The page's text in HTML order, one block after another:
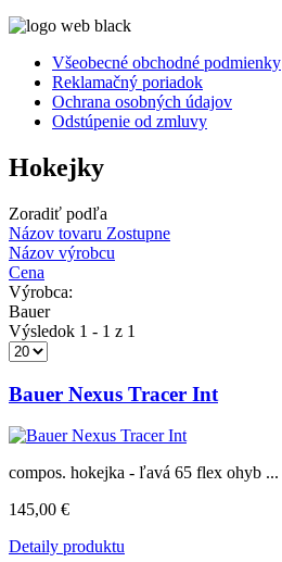
Všeobecné obchodné podmienky
Reklamačný poriadok
Ochrana osobných údajov
Odstúpenie od zmluvy
Hokejky
Zoradiť podľa
Názov tovaru Zostupne
Názov výrobcu
Cena
Výrobca:
Bauer
Výsledok 1 - 1 z 1
Bauer Nexus Tracer Int
compos. hokejka - ľavá 65 flex ohyb ...
145,00 €
Detaily produktu